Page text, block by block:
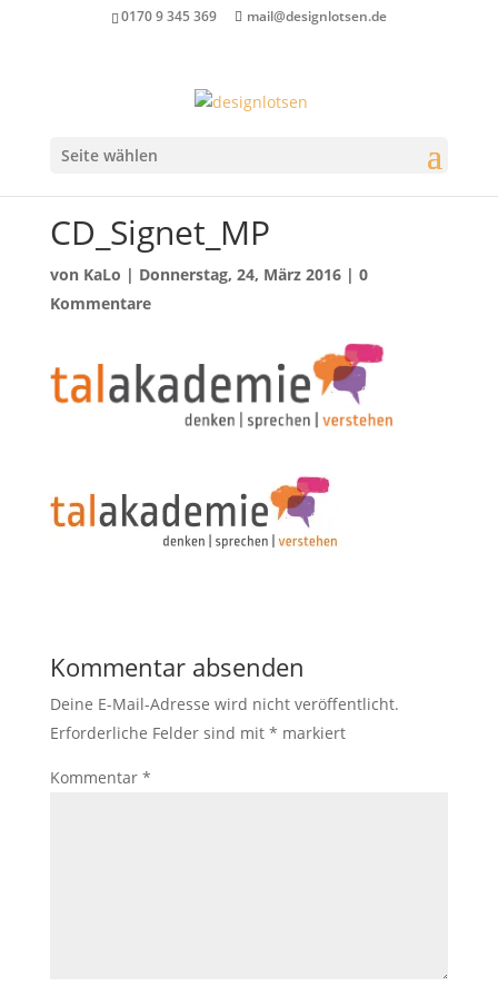
0170 9 345 369 mail@designlotsen.de
Seite wählen
CD_Signet_MP
von KaLo | Donnerstag, 24, März 2016| 0
Kommentare
Kommentar absenden
Deine E-Mail-Adresse wird nicht veröffentlicht.
Erforderliche Felder sind mit * markiert
Kommentar *